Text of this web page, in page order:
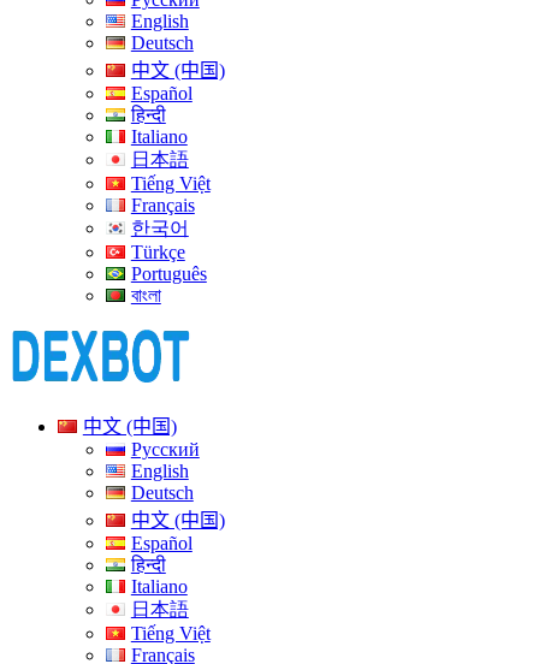
English
Deutsch
中文 (中国)
Español
हिन्दी
Italiano
日本語
Tiếng Việt
Français
한국어
Türkçe
Português
বাংলা
中文 (中国)
Русский
English
Deutsch
中文 (中国)
Español
हिन्दी
Italiano
日本語
Tiếng Việt
Français